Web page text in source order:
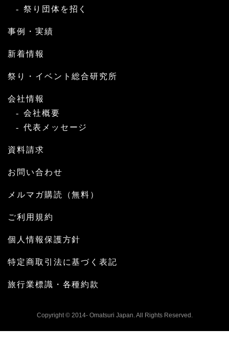
祭り団体を招く
事例・実績
新着情報
祭り・イベント総合研究所
会社情報
会社概要
代表メッセージ
資料請求
お問い合わせ
メルマガ購読（無料）
ご利用規約
個人情報保護方針
特定商取引法に基づく表記
旅行業標識・各種約款
Copyright © 2014- Omatsuri Japan. All Rights Reserved.